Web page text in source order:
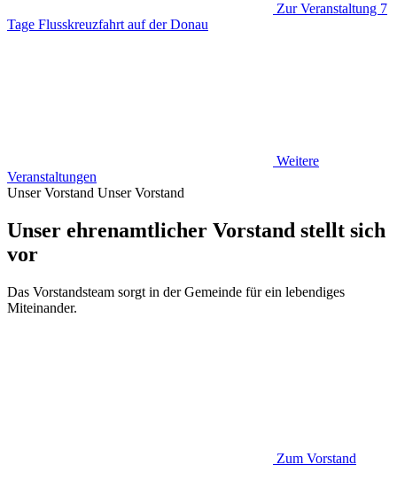
Zur Veranstaltung 7
Tage Flusskreuzfahrt auf der Donau
Weitere
Veranstaltungen
Unser Vorstand Unser Vorstand
Unser ehrenamtlicher Vorstand stellt sich
vor
Das Vorstandsteam sorgt in der Gemeinde für ein lebendiges
Miteinander.
Zum Vorstand